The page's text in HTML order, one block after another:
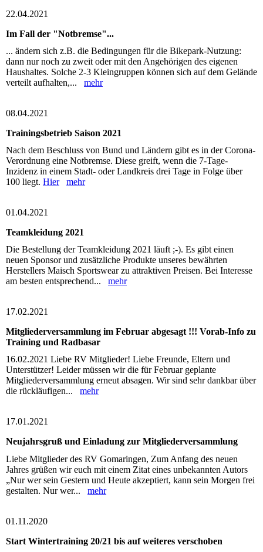
22.04.2021
Im Fall der "Notbremse"...
... ändern sich z.B. die Bedingungen für die Bikepark-Nutzung:
dann nur noch zu zweit oder mit den Angehörigen des eigenen
Haushaltes. Solche 2-3 Kleingruppen können sich auf dem Gelände
verteilt aufhalten,... mehr
08.04.2021
Trainingsbetrieb Saison 2021
Nach dem Beschluss von Bund und Ländern gibt es in der Corona-
Verordnung eine Notbremse. Diese greift, wenn die 7-Tage-
Inzidenz in einem Stadt- oder Landkreis drei Tage in Folge über
100 liegt. Hier mehr
01.04.2021
Teamkleidung 2021
Die Bestellung der Teamkleidung 2021 läuft ;-). Es gibt einen
neuen Sponsor und zusätzliche Produkte unseres bewährten
Herstellers Maisch Sportswear zu attraktiven Preisen. Bei Interesse
am besten entsprechend... mehr
17.02.2021
Mitgliederversammlung im Februar abgesagt !!! Vorab-Info zu
Training und Radbasar
16.02.2021 Liebe RV Mitglieder! Liebe Freunde, Eltern und
Unterstützer! Leider müssen wir die für Februar geplante
Mitgliederversammlung erneut absagen. Wir sind sehr dankbar über
die rückläufigen... mehr
17.01.2021
Neujahrsgruß und Einladung zur Mitgliederversammlung
Liebe Mitglieder des RV Gomaringen, Zum Anfang des neuen
Jahres grüßen wir euch mit einem Zitat eines unbekannten Autors
„Nur wer sein Gestern und Heute akzeptiert, kann sein Morgen frei
gestalten. Nur wer... mehr
01.11.2020
Start Wintertraining 20/21 bis auf weiteres verschoben